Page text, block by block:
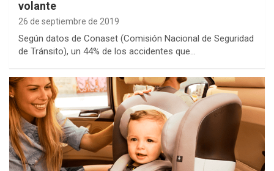
volante
26 de septiembre de 2019
Según datos de Conaset (Comisión Nacional de Seguridad
de Tránsito), un 44% de los accidentes que…